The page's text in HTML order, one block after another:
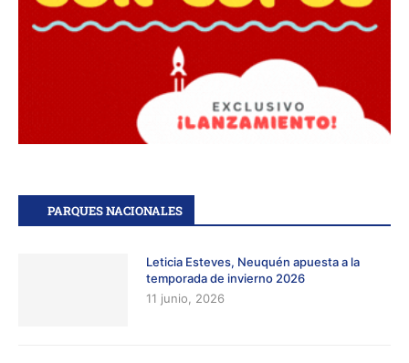
PARQUES NACIONALES
Leticia Esteves, Neuquén apuesta a la
temporada de invierno 2026
11 junio, 2026